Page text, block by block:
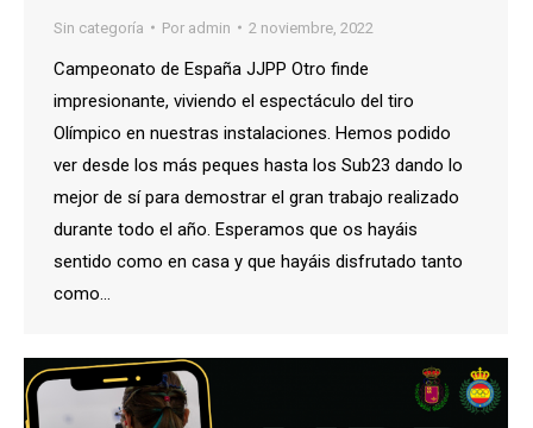
Sin categoría Por admin 2 noviembre, 2022
Campeonato de España JJPP Otro finde
impresionante, viviendo el espectáculo del tiro
Olímpico en nuestras instalaciones. Hemos podido
ver desde los más peques hasta los Sub23 dando lo
mejor de sí para demostrar el gran trabajo realizado
durante todo el año. Esperamos que os hayáis
sentido como en casa y que hayáis disfrutado tanto
como…